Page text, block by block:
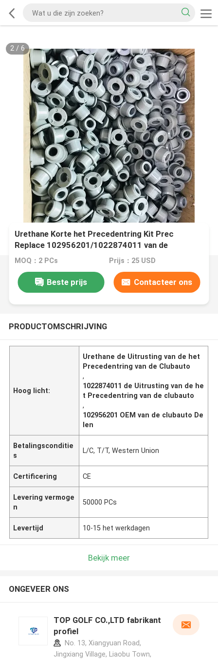
2/ 6
Urethane Korte het Precedentring Kit Prec
Replace 102956201/1022874011 van de
Clubauto
MOQ：2 PCs Prijs：25 USD
Beste prijs Contacteer ons
PRODUCTOMSCHRIJVING
Hoog licht:
Urethane de Uitrusting van de het
Precedentring van de Clubauto
,
1022874011 de Uitrusting van de he
t Precedentring van de clubauto
,
102956201 OEM van de clubauto De
len
Betalingsconditie
s
L/C, T/T, Western Union
Certificering CE
Levering vermoge
n
50000 PCs
Levertijd 10-15 het werkdagen
Bekijk meer
ONGEVEER ONS
TOP GOLF CO.,LTD fabrikant
profiel
No. 13, Xiangyuan Road,
Jingxiang Village, Liaobu Town,